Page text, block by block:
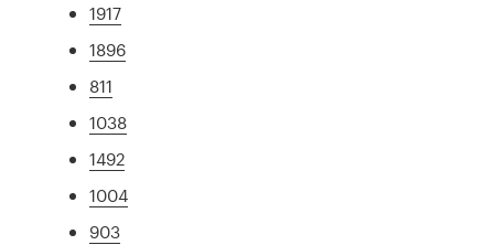
1917
1896
811
1038
1492
1004
903